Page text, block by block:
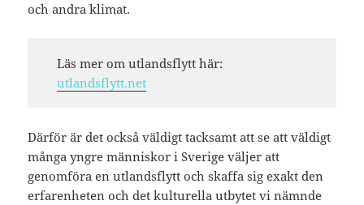
och andra klimat.
Läs mer om utlandsflytt här:
utlandsflytt.net
Därför är det också väldigt tacksamt att se att väldigt
många yngre människor i Sverige väljer att
genomföra en utlandsflytt och skaffa sig exakt den
erfarenheten och det kulturella utbytet vi nämnde